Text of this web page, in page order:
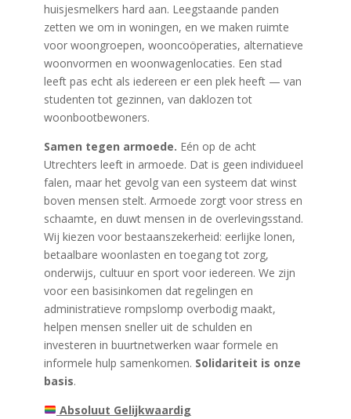
huisjesmelkers hard aan. Leegstaande panden
zetten we om in woningen, en we maken ruimte
voor woongroepen, wooncoöperaties, alternatieve
woonvormen en woonwagenlocaties. Een stad
leeft pas echt als iedereen er een plek heeft — van
studenten tot gezinnen, van daklozen tot
woonbootbewoners.
Samen tegen armoede. Eén op de acht
Utrechters leeft in armoede. Dat is geen individueel
falen, maar het gevolg van een systeem dat winst
boven mensen stelt. Armoede zorgt voor stress en
schaamte, en duwt mensen in de overlevingsstand.
Wij kiezen voor bestaanszekerheid: eerlijke lonen,
betaalbare woonlasten en toegang tot zorg,
onderwijs, cultuur en sport voor iedereen. We zijn
voor een basisinkomen dat regelingen en
administratieve rompslomp overbodig maakt,
helpen mensen sneller uit de schulden en
investeren in buurtnetwerken waar formele en
informele hulp samenkomen. Solidariteit is onze
basis.
Absoluut Gelijkwaardig